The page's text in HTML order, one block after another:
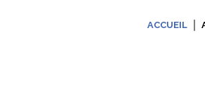
ACCUEIL